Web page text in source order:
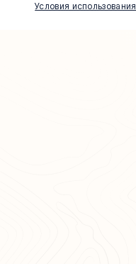
Условия использования